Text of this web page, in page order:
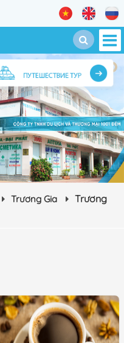
Trương Gia
Trương